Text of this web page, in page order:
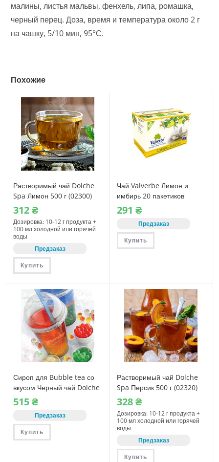
малины, листья мальвы, фенхель, липа, ромашка,
черный перец. Доза, время и температура около 2 г
на чашку, 5/10 мин, 95°С.
Похожие
Растворимый чай Dolche
Spa Лимон 500 г (02300)
для вендинга
312₴
Дозировка: 10-12 г продукта +
100 мл холодной или горячей
воды
Предзаказ
Купить
Чай Valverbe Лимон и
имбирь 20 пакетиков
291 ₴
Предзаказ
Купить
Сироп для Bubble tea со
вкусом Черный чай Dolche
Spa бутылка 1 кг
515₴
Предзаказ
Купить
Растворимый чай Dolche
Spa Персик 500 г (02320)
для вендинга
328₴
Дозировка: 10-12 г продукта +
100 мл холодной или горячей
воды
Предзаказ
Купить